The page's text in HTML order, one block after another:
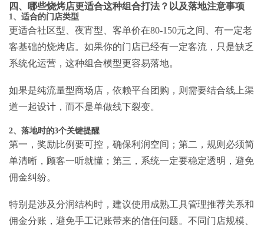
四、哪些烧烤店更适合这种组合打法？以及落地注意事项
1、适合的门店类型
更适合社区型、夜宵型、客单价在80-150元之间、有一定老
客基础的烧烤店。如果你的门店已经有一定客流，只是缺乏
系统化运营，这种组合模型更容易落地。
如果是纯流量型商场店，依赖平台团购，则需要结合线上渠
道一起设计，而不是单做线下裂变。
2、落地时的3个关键提醒
第一，奖励比例要可控，确保利润空间；第二，规则必须简
单清晰，顾客一听就懂；第三，系统一定要稳定透明，避免
佣金纠纷。
特别是涉及分润结构时，建议使用成熟工具管理推荐关系和
佣金分账，避免手工记账带来的信任问题。不同门店规模、